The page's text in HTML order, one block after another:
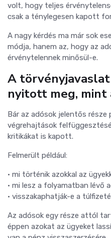
volt, hogy teljes
csak a ténylegesen kapott
A nagy kérdés ma már sok
módja, hanem az, hogy az
érvénytelennek minősül-e.
A
nyitott meg,
Bár az adósok jelentős
végrehajtások
kritikákat is kapott.
Felmerült például:
• mi történik azokkal az
• mi lesz a folyamatban lévő
• visszakaphatják-e a
Az adósok egy része attól
éppen azokat az ügyeket